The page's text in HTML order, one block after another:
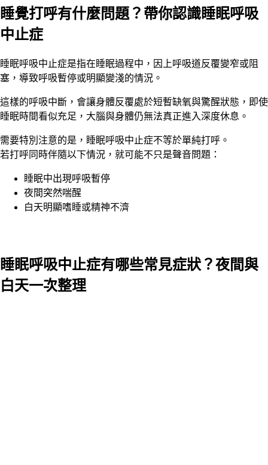
睡覺打呼有什麼問題？帶你認識睡眠呼吸
中止症
睡眠呼吸中止症是指在睡眠過程中，因上呼吸道反覆變窄或阻
塞，導致呼吸暫停或明顯變淺的情況。
這樣的呼吸中斷，會讓身體反覆處於短暫缺氧與驚醒狀態，即使
睡眠時間看似充足，大腦與身體仍無法真正進入深度休息。
需要特別注意的是，睡眠呼吸中止症不等於單純打呼。
若打呼同時伴隨以下情況，就可能不只是聲音問題：
睡眠中出現呼吸暫停
夜間突然喘醒
白天明顯嗜睡或精神不濟
睡眠呼吸中止症有哪些常見症狀？夜間與
白天一次整理